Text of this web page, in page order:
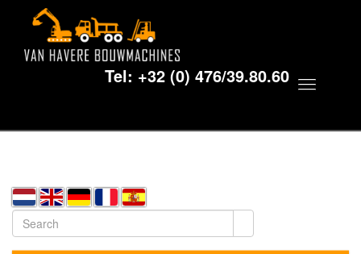
Tel: +32 (0) 476/39.80.60
Toggle